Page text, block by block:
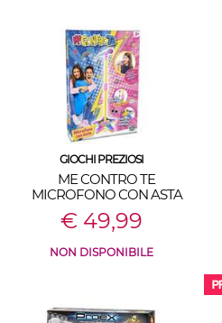
GIOCHI PREZIOSI
ME CONTRO TE
MICROFONO CON ASTA
€ 49,99
NON DISPONIBILE